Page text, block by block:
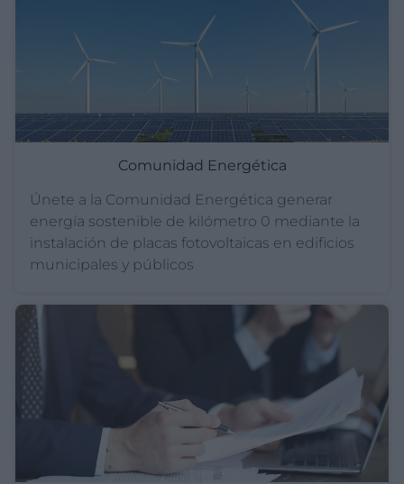
Comunidad Energética
Únete a la Comunidad Energética generar
energía sostenible de kilómetro 0 mediante la
instalación de placas fotovoltaicas en edificios
municipales y públicos